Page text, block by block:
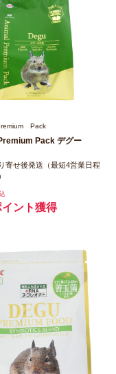
Pack
Pack デグー
寄せ後発送（最短4営業日程
ント獲得